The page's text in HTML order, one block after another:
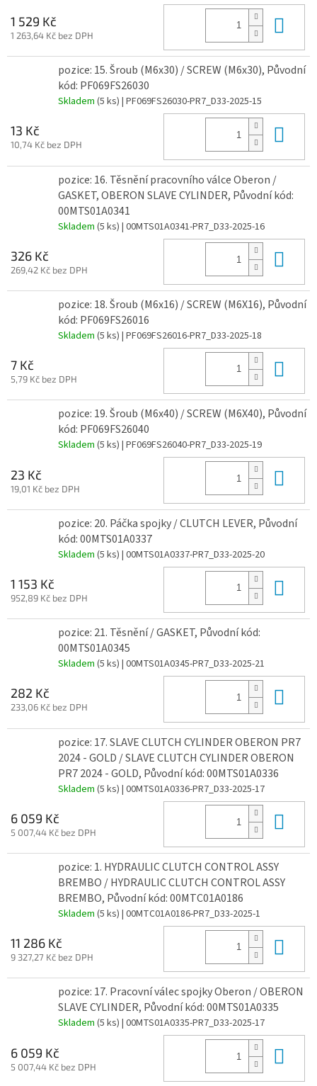
1 529 Kč
1 263,64 Kč bez DPH
pozice: 15. Šroub (M6x30) / SCREW (M6x30), Původní
kód: PF069FS26030
Skladem (5 ks) | PF069FS26030-PR7_D33-2025-15
13 Kč
10,74 Kč bez DPH
pozice: 16. Těsnění pracovního válce Oberon /
GASKET, OBERON SLAVE CYLINDER, Původní kód:
00MTS01A0341
Skladem (5 ks) | 00MTS01A0341-PR7_D33-2025-16
326 Kč
269,42 Kč bez DPH
pozice: 18. Šroub (M6x16) / SCREW (M6X16), Původní
kód: PF069FS26016
Skladem (5 ks) | PF069FS26016-PR7_D33-2025-18
7 Kč
5,79 Kč bez DPH
pozice: 19. Šroub (M6x40) / SCREW (M6X40), Původní
kód: PF069FS26040
Skladem (5 ks) | PF069FS26040-PR7_D33-2025-19
23 Kč
19,01 Kč bez DPH
pozice: 20. Páčka spojky / CLUTCH LEVER, Původní
kód: 00MTS01A0337
Skladem (5 ks) | 00MTS01A0337-PR7_D33-2025-20
1 153 Kč
952,89 Kč bez DPH
pozice: 21. Těsnění / GASKET, Původní kód:
00MTS01A0345
Skladem (5 ks) | 00MTS01A0345-PR7_D33-2025-21
282 Kč
233,06 Kč bez DPH
pozice: 17. SLAVE CLUTCH CYLINDER OBERON PR7
2024 - GOLD / SLAVE CLUTCH CYLINDER OBERON
PR7 2024 - GOLD, Původní kód: 00MTS01A0336
Skladem (5 ks) | 00MTS01A0336-PR7_D33-2025-17
6 059 Kč
5 007,44 Kč bez DPH
pozice: 1. HYDRAULIC CLUTCH CONTROL ASSY
BREMBO / HYDRAULIC CLUTCH CONTROL ASSY
BREMBO, Původní kód: 00MTC01A0186
Skladem (5 ks) | 00MTC01A0186-PR7_D33-2025-1
11 286 Kč
9 327,27 Kč bez DPH
pozice: 17. Pracovní válec spojky Oberon / OBERON
SLAVE CYLINDER, Původní kód: 00MTS01A0335
Skladem (5 ks) | 00MTS01A0335-PR7_D33-2025-17
6 059 Kč
5 007,44 Kč bez DPH